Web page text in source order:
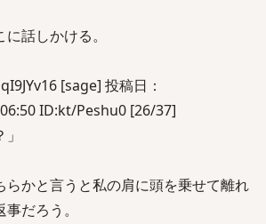
話しかける。
[sage] 投稿日：
ID:kt/Peshu0 [26/37]
らかと言うと私の肩に頭を乗せて離れ
だろう。